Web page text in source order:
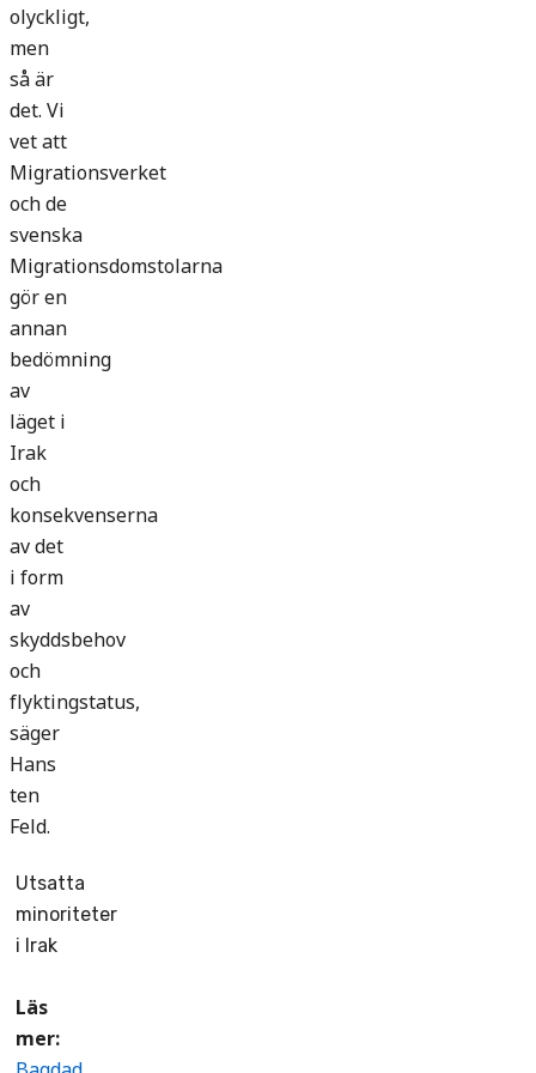
olyckligt,
men
så är
det. Vi
vet att
Migrationsverket
och de
svenska
Migrationsdomstolarna
gör en
annan
bedömning
av
läget i
Irak
och
konsekvenserna
av det
i form
av
skyddsbehov
och
flyktingstatus,
säger
Hans
ten
Feld.
Utsatta
minoriteter
i Irak
Läs
mer: